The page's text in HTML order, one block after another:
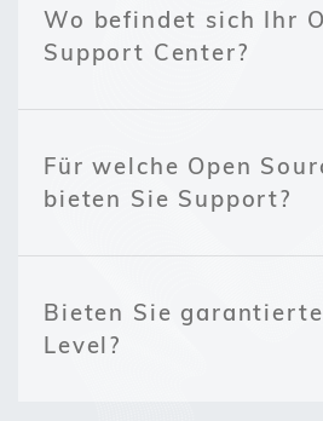
Wo befindet sich Ihr
Support Center?
Für welche Open
bieten Sie Support?
Bieten Sie
Level?